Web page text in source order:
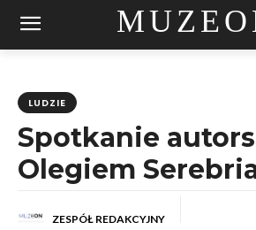
LUDZIE
Spotkanie
Olegiem
ZESPÓŁ REDAKCYJNY